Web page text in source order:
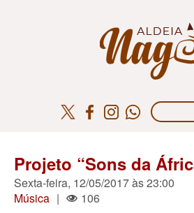
Projeto “Sons da
Sexta-feira, 12/05/2017 às 23:00
Música | 106